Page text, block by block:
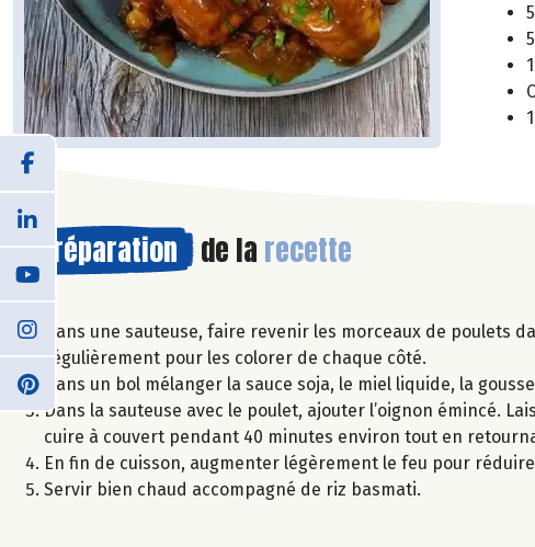
Préparation de la recette
Dans une sauteuse, faire revenir les morceaux de poulets
régulièrement pour les colorer de chaque côté.
Dans un bol mélanger la sauce soja, le miel liquide, la
Dans la sauteuse avec le poulet, ajouter l’oignon émincé.
cuire à couvert pendant 40 minutes environ tout en
En fin de cuisson, augmenter légèrement le feu pour
Servir bien chaud accompagné de riz basmati.